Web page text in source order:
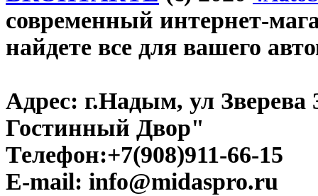
современный интернет-
найдете все для вашего
Адрес: г.Надым, ул
Гостинный Двор"
Телефон:+7(908)911-66-15
E-mail: info@midaspro.ru